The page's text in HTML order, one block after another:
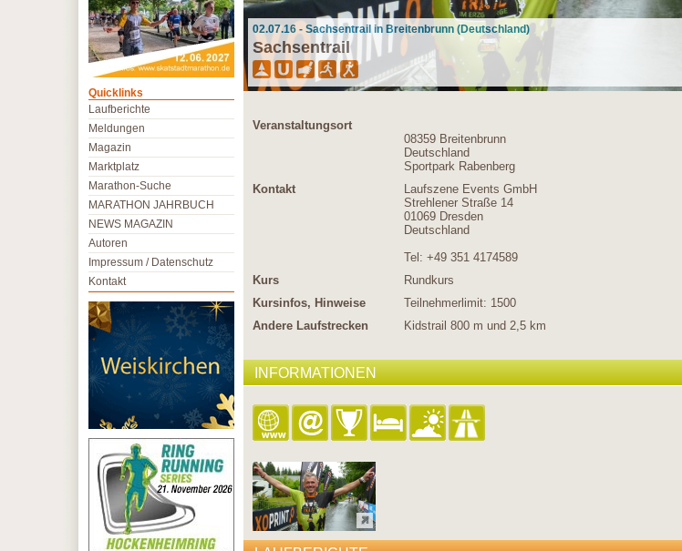
02.07.16 - Sachsentrail in Breitenbrunn (Deutschland)
Sachsentrail
Veranstaltungsort
08359 Breitenbrunn
Deutschland
Sportpark Rabenberg
Kontakt
Laufszene Events GmbH
Strehlener Straße 14
01069 Dresden
Deutschland
Tel: +49 351 4174589
Kurs
Rundkurs
Kursinfos, Hinweise
Teilnehmerlimit: 1500
Andere Laufstrecken
Kidstrail 800 m und 2,5 km
INFORMATIONEN
Quicklinks
Laufberichte
Meldungen
Magazin
Marktplatz
Marathon-Suche
MARATHON JAHRBUCH
NEWS MAGAZIN
Autoren
Impressum / Datenschutz
Kontakt